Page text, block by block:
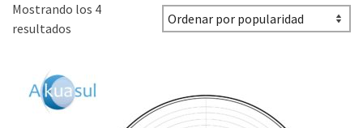
Mostrando los 4
resultados